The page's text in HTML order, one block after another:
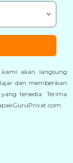
akan langsung
dan memberikan
tersedia. Terima